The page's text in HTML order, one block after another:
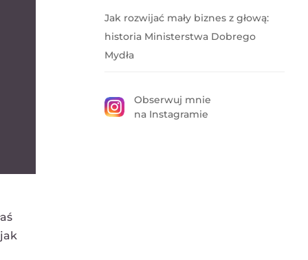
Jak rozwijać mały biznes z głową:
historia Ministerstwa Dobrego
Mydła
Obserwuj mnie
na Instagramie